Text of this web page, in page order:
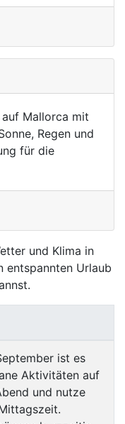
Mallorca mit
Regen und
für die
und Klima in
entspannten Urlaub
ist es
Aktivitäten auf
und nutze